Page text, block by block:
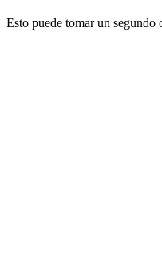
Esto puede tomar un segundo